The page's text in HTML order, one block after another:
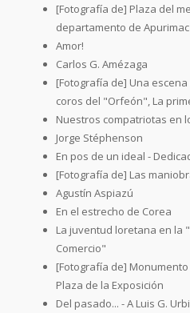
[Fotografía de] Plaza del
departamento de Apurimac
Amor!
Carlos G. Amézaga
[Fotografía de] Una
coros del "Orfeón", La
Nuestros compatriotas en
Jorge Stéphenson
En pos de un ideal -
[Fotografía de] Las
Agustín Aspiazú
En el estrecho de Corea
La juventud loretana en la
Comercio"
[Fotografía de]
Plaza de la Exposición
Del pasado... - A Luis G.